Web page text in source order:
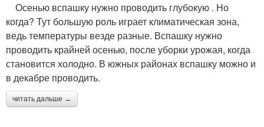
Осенью вспашку нужно проводить глубокую . Но
когда? Тут большую роль играет климатическая зона,
ведь температуры везде разные. Вспашку нужно
проводить крайней осенью, после уборки урожая, когда
становится холодно. В южных районах вспашку можно и
в декабре проводить.
читать дальше →